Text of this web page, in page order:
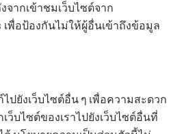
จากเข้าชมเว็บไซต์จาก
พื่อป้องกันไม่ให้ผู้อื่นเข้าถึงข้อมูล
ไปยังเว็บไซต์อื่น ๆ เพื่อความสะดวก
บไซต์ของเราไปยังเว็บไซต์อื่นที่